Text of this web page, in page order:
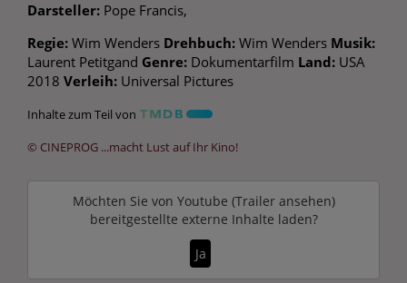
Darsteller: Pope Francis,
Regie: Wim Wenders Drehbuch: Wim Wenders Musik:
Laurent Petitgand Genre: Dokumentarfilm Land: USA
2018 Verleih: Universal Pictures
Inhalte zum Teil von
© CINEPROG ...macht Lust auf Ihr Kino!
Möchten Sie von Youtube (Trailer ansehen)
bereitgestellte externe Inhalte laden?
Ja